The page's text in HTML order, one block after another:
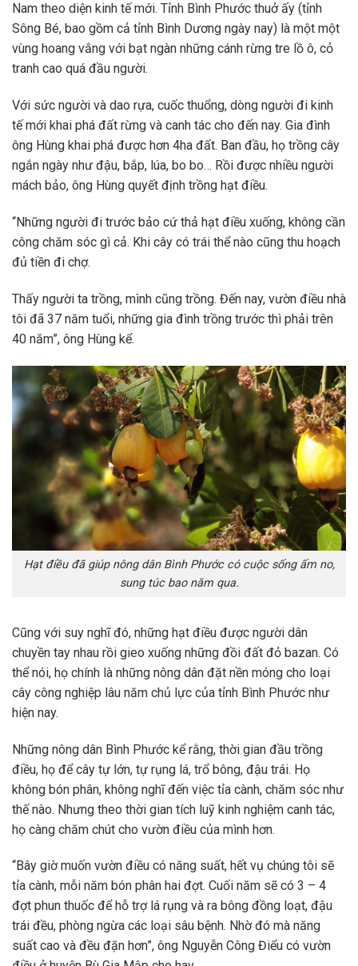
Nam theo diện kinh tế mới. Tỉnh Bình Phước thuở ấy (tỉnh
Sông Bé, bao gồm cả tỉnh Bình Dương ngày nay) là một một
vùng hoang vắng với bạt ngàn những cánh rừng tre lồ ô, cỏ
tranh cao quá đầu người.
Với sức người và dao rựa, cuốc thuổng, dòng người đi kinh
tế mới khai phá đất rừng và canh tác cho đến nay. Gia đình
ông Hùng khai phá được hơn 4ha đất. Ban đầu, họ trồng cây
ngắn ngày như đậu, bắp, lúa, bo bo… Rồi được nhiều người
mách bảo, ông Hùng quyết định trồng hạt điều.
“Những người đi trước bảo cứ thả hạt điều xuống, không cần
công chăm sóc gì cả. Khi cây có trái thể nào cũng thu hoạch
đủ tiền đi chợ.
Thấy người ta trồng, mình cũng trồng. Đến nay, vườn điều nhà
tôi đã 37 năm tuổi, những gia đình trồng trước thì phải trên
40 năm”, ông Hùng kể.
Hạt điều đã giúp nông dân Bình Phước có cuộc sống ấm no,
sung túc bao năm qua.
Cũng với suy nghĩ đó, những hạt điều được người dân
chuyền tay nhau rồi gieo xuống những đồi đất đỏ bazan. Có
thể nói, họ chính là những nông dân đặt nền móng cho loại
cây công nghiệp lâu năm chủ lực của tỉnh Bình Phước như
hiện nay.
Những nông dân Bình Phước kể rằng, thời gian đầu trồng
điều, họ để cây tự lớn, tự rụng lá, trổ bông, đậu trái. Họ
không bón phân, không nghĩ đến việc tỉa cành, chăm sóc như
thế nào. Nhưng theo thời gian tích luỹ kinh nghiệm canh tác,
họ càng chăm chút cho vườn điều của mình hơn.
“Bây giờ muốn vườn điều có năng suất, hết vụ chúng tôi sẽ
tỉa cành, mỗi năm bón phân hai đợt. Cuối năm sẽ có 3 – 4
đợt phun thuốc để hỗ trợ lá rụng và ra bông đồng loạt, đậu
trái đều, phòng ngừa các loại sâu bệnh. Nhờ đó mà năng
suất cao và đều đặn hơn”, ông Nguyễn Công Điểu có vườn